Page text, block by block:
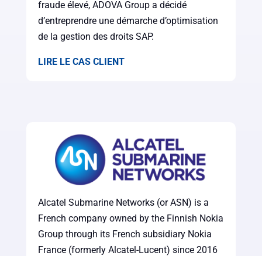
fraude élevé, ADOVA Group a décidé
d’entreprendre une démarche d’optimisation
de la gestion des droits SAP.
LIRE LE CAS CLIENT
Alcatel Submarine Networks (or ASN) is a
French company owned by the Finnish Nokia
Group through its French subsidiary Nokia
France (formerly Alcatel-Lucent) since 2016